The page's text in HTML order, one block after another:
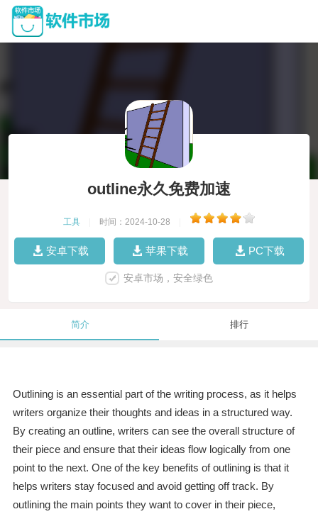
outline永久免费加速
工具 时间：2024-10-28
安卓下载 苹果下载 PC下载
安卓市场，安全绿色
简介 排行
Outlining is an essential part of the writing process, as it helps
writers organize their thoughts and ideas in a structured way.
By creating an outline, writers can see the overall structure of
their piece and ensure that their ideas flow logically from one
point to the next. One of the key benefits of outlining is that it
helps writers stay focused and avoid getting off track. By
outlining the main points they want to cover in their piece,